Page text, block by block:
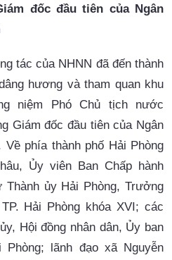
đốc đầu tiên của Ngân
tác của NHNN đã đến thành
hương và tham quan khu
niệm Phó Chủ tịch nước
Giám đốc đầu tiên của Ngân
phía thành phố Hải Phòng
Ủy viên Ban Chấp hành
ủy Hải Phòng, Trưởng
Hải Phòng khóa XVI; các
Hội đồng nhân dân, Ủy ban
Phòng; lãnh đạo xã Nguyễn